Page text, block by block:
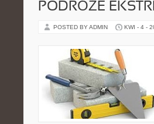
PODRÓŻE
POSTED BY ADMIN KWI - 4 -